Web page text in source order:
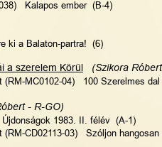
Kalapos ember  (B-4)
ki a Balaton-partra!  (6)
a szerelem Körül
(Szikora
(RM-MC0102-04)   100 Szerelmes
- R-GO)
1983. II. félév  (A-1)
(RM-CD02113-03)   Szóljon